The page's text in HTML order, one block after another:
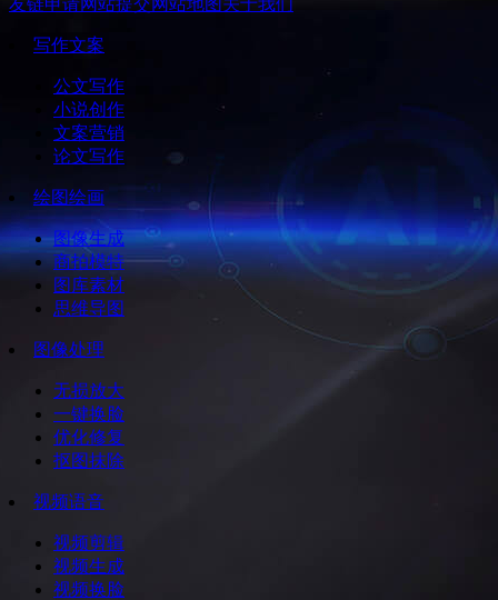
友链申请网站提交网站地图 关于我们
写作文案
公文写作
小说创作
文案营销
论文写作
绘图绘画
图像生成
商拍模特
图库素材
思维导图
图像处理
无损放大
一键换脸
优化修复
抠图抹除
视频语音
视频剪辑
视频生成
视频换脸